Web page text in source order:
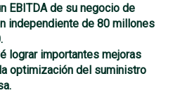
EBITDA de su negocio de
independiente de 80 millones
lograr importantes mejoras
optimización del suministro